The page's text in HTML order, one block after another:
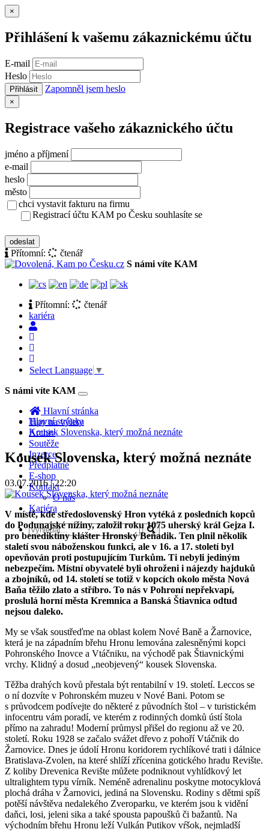
×
Přihlášení k vašemu zákaznickému účtu
E-mail
Heslo
Přihlásit Zapomněl jsem heslo
×
Registrace vašeho zákaznického účtu
jméno a příjmení
e-mail
heslo
město
chci vystavit fakturu na firmu
Registrací účtu KAM po Česku souhlasíte se
odeslat
Přítomní:
čtenář
S námi víte KAM
Přítomní:
čtenář
kariéra
Select Language ▼
S námi víte KAM
Toggle
navigation
Hlavní stránka
Tipy na výlety
Archiv
Soutěže
Inzerce
Předplatné
E-shop
Kontakt
O nás
Kariéra
Hlavní stránka
Kousek Slovenska, který možná neznáte
Kousek Slovenska, který možná neznáte
03.07.2016 | 22:20
V místě, kde středoslovenský Hron vytéká z posledních kopců
do Podunajské nížiny, založil roku 1075 uherský král Gejza I.
pro benediktiny klášter Hronský Beňadik. Ten plnil několik
staletí svou náboženskou funkci, ale v 16. a 17. století byl
opevňován proti postupujícím Turkům. Ti nebyli jediným
nebezpečím. Místní obyvatelé byli ohroženi i nájezdy hajduků
a zbojníků, od 14. století se totiž v kopcích okolo města Nová
Baňa těžilo zlato a stříbro. To nás v Pohroní nepřekvapí,
proslulá horní města Kremnica a Banská Štiavnica odtud
nejsou daleko.
My se však soustřeďme na oblast kolem Nové Baně a Žarnovice,
která je na západním břehu Hronu lemována zalesněnými kopci
Pohronského Inovce a Vtáčniku, na východě pak Štiavnickými
vrchy. Klidný a dosud „neobjevený“ kousek Slovenska.
Těžba drahých kovů přestala být rentabilní v 19. století. Leccos se
o ní dozvíte v Pohronském muzeu v Nové Bani. Potom se
s průvodcem podívejte do některé z původních štol – v turistickém
infocentru vám poradí, ve kterém z rodinných domků ústí štola
přímo na zahradu! Moderní průmysl přišel do regionu až ve 20.
století. Roku 1928 se začalo svážet dřevo z pohoří Vtáčnik do
Žarnovice. Dnes je údolí Hronu koridorem rychlíkové trati i dálnice
Bratislava-Zvolen, na které shlíží zřícenina gotického hradu Revište.
Z koliby Drevenica Revište můžete podniknout vyhlídkový let
ultralightem typu vírník. Neméně adrenalinu poskytne motocyklová
plochá dráha v Žarnovici, jediná na Slovensku. Rodiny s dětmi spíš
potěší návštěva nedalekého Zveroparku, ve kterém jsou k vidění
daňci, losi, jeleni sika a také spousta papoušků či bažantů. Na
východním břehu Hronu leží Vulkán Putikov vŕšok, nejmladší